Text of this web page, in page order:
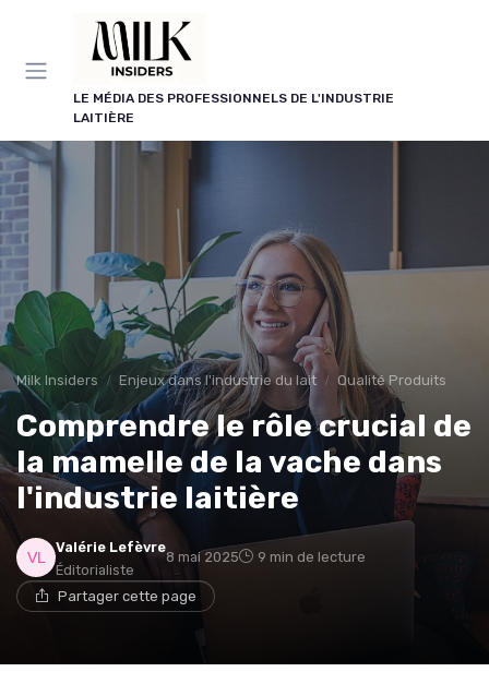
LE MÉDIA DES PROFESSIONNELS DE L'INDUSTRIE
LAITIÈRE
Milk Insiders Enjeux dans l'industrie du lait Qualité Produits
Comprendre le rôle crucial de
la mamelle de la vache dans
l'industrie laitière
Valérie Lefèvre
Éditorialiste
8 mai 2025 9 min de lecture
Partager cette page